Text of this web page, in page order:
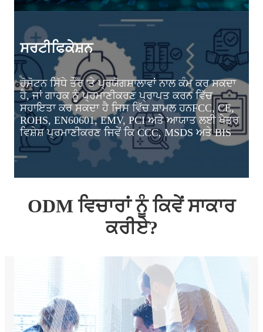
ਸਰਟੀਫਿਕੇਸ਼ਨ
ਹੋਸੋਟਨ ਸਿੱਧੇ ਤੌਰ 'ਤੇ ਪ੍ਰਯੋਗਸ਼ਾਲਾਵਾਂ ਨਾਲ ਕੰਮ ਕਰ ਸਕਦਾ
ਹੈ, ਜਾਂ ਗਾਹਕ ਨੂੰ ਪ੍ਰਮਾਣੀਕਰਣ ਪ੍ਰਾਪਤ ਕਰਨ ਵਿੱਚ
ਸਹਾਇਤਾ ਕਰ ਸਕਦਾ ਹੈ ਜਿਸ ਵਿੱਚ ਸ਼ਾਮਲ ਹਨFCC, CE,
ROHS, EN60601, EMV, PCI ਅਤੇ ਆਯਾਤ ਲਈ ਖੇਤਰ
ਵਿਸ਼ੇਸ਼ ਪ੍ਰਮਾਣੀਕਰਣ ਜਿਵੇਂ ਕਿ CCC, MSDS ਅਤੇ BIS
ODM ਵਿਚਾਰਾਂ ਨੂੰ ਕਿਵੇਂ ਸਾਕਾਰ
ਕਰੀਏ?